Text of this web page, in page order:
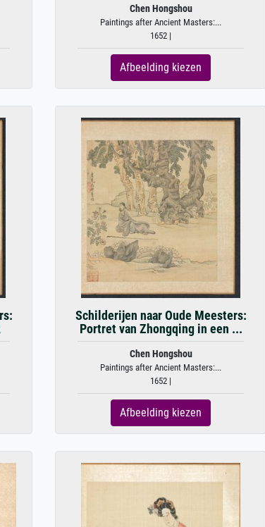
Chen Hongshou
Paintings after Ancient Masters:...
1652 |
Afbeelding kiezen
Schilderijen naar Oude Meesters:
Portret van Zhongqing in een ...
Chen Hongshou
Paintings after Ancient Masters:...
1652 |
Afbeelding kiezen